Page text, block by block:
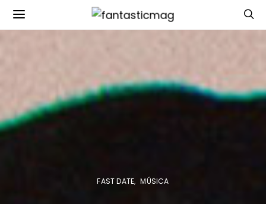
FAST DATE MÚSICA